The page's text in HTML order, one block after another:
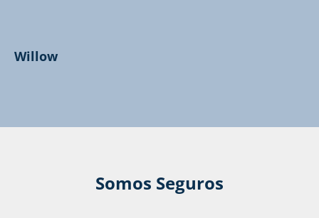
Willow
Somos Seguros